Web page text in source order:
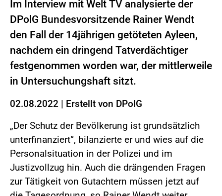
Im Interview mit Welt TV analysierte der
DPolG Bundesvorsitzende Rainer Wendt
den Fall der 14jährigen getöteten Ayleen,
nachdem ein dringend Tatverdächtiger
festgenommen worden war, der mittlerweile
in Untersuchungshaft sitzt.
02.08.2022 | Erstellt von DPolG
„Der Schutz der Bevölkerung ist grundsätzlich
unterfinanziert“, bilanzierte er und wies auf die
Personalsituation in der Polizei und im
Justizvollzug hin. Auch die drängenden Fragen
zur Tätigkeit von Gutachtern müssen jetzt auf